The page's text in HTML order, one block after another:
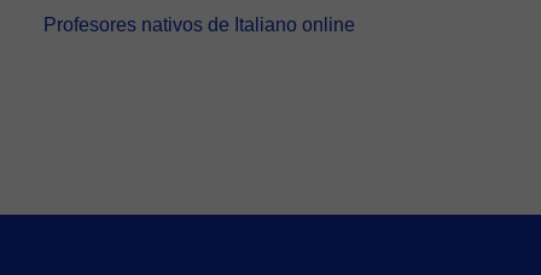
Profesores nativos de Italiano online